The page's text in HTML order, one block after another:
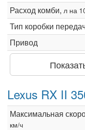
Расход комби, л на
Тип коробки
Привод
Lexus RX II
Максимальная
км/ч